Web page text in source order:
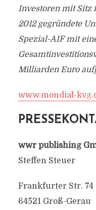
Investoren mit Sitz
2012 gegründete
Spezial-AIF mit
Milliarden Euro
www.mondial-
wwr publishing
Steffen Steuer
Frankfurter Str. 74
64521 Groß-Gerau